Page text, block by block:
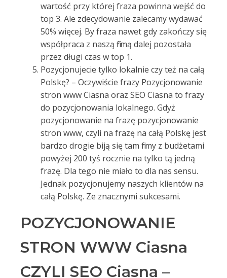
wartość przy której fraza powinna wejść do
top 3. Ale zdecydowanie zalecamy wydawać
50% więcej. By fraza nawet gdy zakończy się
współpraca z naszą firmą dalej pozostała
przez długi czas w top 1.
Pozycjonujecie tylko lokalnie czy też na całą
Polskę? – Oczywiście frazy Pozycjonowanie
stron www Ciasna oraz SEO Ciasna to frazy
do pozycjonowania lokalnego. Gdyż
pozycjonowanie na frazę pozycjonowanie
stron www, czyli na frazę na całą Polskę jest
bardzo drogie biją się tam firmy z budżetami
powyżej 200 tyś rocznie na tylko tą jedną
frazę. Dla tego nie miało to dla nas sensu.
Jednak pozycjonujemy naszych klientów na
całą Polskę. Ze znacznymi sukcesami.
POZYCJONOWANIE
STRON WWW Ciasna
CZYLI SEO Ciasna –